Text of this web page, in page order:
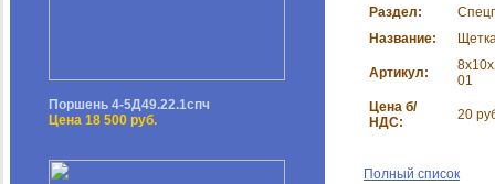
Поршень 4-5Д49.22.1спч
Цена 18 500 руб.
Раздел:
Название:
Артикул:
01
Цена б/
НДС:
20
Полный список